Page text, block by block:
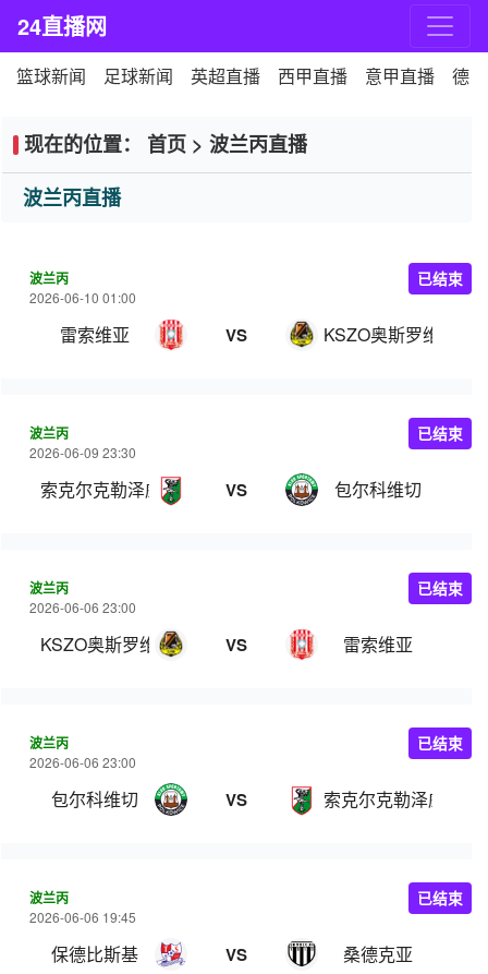
24直播网
篮球新闻 足球新闻 英超直播 西甲直播 意甲直播 德
现在的位置： 首页 > 波兰丙直播
波兰丙直播
波兰丙
2026-06-10 01:00
雷索维亚 VS KSZO奥斯罗维克
已结束
波兰丙
2026-06-09 23:30
索克尔克勒泽威 VS 包尔科维切
已结束
波兰丙
2026-06-06 23:00
KSZO奥斯罗维克 VS 雷索维亚
已结束
波兰丙
2026-06-06 23:00
包尔科维切 VS 索克尔克勒泽威
已结束
波兰丙
2026-06-06 19:45
保德比斯基 VS 桑德克亚
已结束